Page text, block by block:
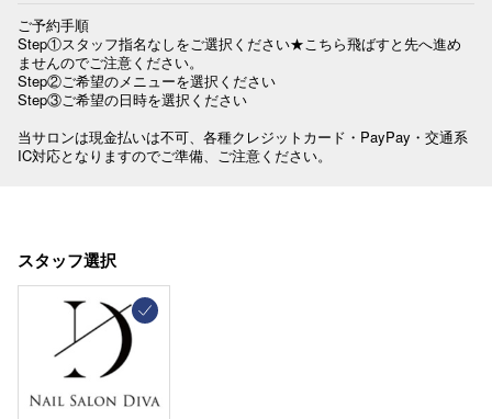
ご予約手順
Step①スタッフ指名なしをご選択ください★こちら飛ばすと先へ進め
ませんのでご注意ください。
Step②ご希望のメニューを選択ください
Step③ご希望の日時を選択ください
当サロンは現金払いは不可、各種クレジットカード・PayPay・交通系
IC対応となりますのでご準備、ご注意ください。
スタッフ選択